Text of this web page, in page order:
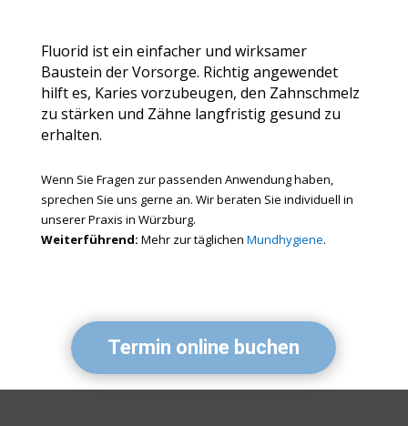
Fluorid ist ein einfacher und wirksamer
Baustein der Vorsorge. Richtig angewendet
hilft es, Karies vorzubeugen, den Zahnschmelz
zu stärken und Zähne langfristig gesund zu
erhalten.
Wenn Sie Fragen zur passenden Anwendung haben,
sprechen Sie uns gerne an. Wir beraten Sie individuell in
unserer Praxis in Würzburg.
Weiterführend: Mehr zur täglichen Mundhygiene.
Termin online buchen